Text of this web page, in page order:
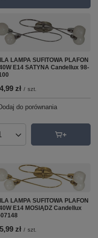
LAMPA SUFITOWA PLAFON
E14 SATYNA Candellux 98-
zł / szt.
do porównania
produktów
LAMPA SUFITOWA PLAFON
E14 MOSIĄDZ Candellux
zł / szt.